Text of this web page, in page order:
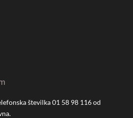
številka01 58 98 116 od